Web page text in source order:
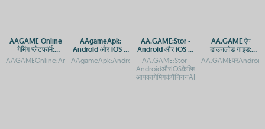
AAGAME Online
गेमिंग प्लेटफॉर्म:
Android और iOS पर
एक्सेस
AAgameApk:
Android और iOS के
लिए मुफ्त गेम डाउनलोड
AA.GAME:Stor -
Android और iOS पर
मुफ्त गेम्स डाउनलोड
करें
AA.GAME:Stor-
आपकागेमिंगकंपैनियनAPP,Androidऔर
AA.GAME ऐप
डाउनलोड गाइड:
Android और iOS
प्लेटफ़ॉर्म पर एक्सेस